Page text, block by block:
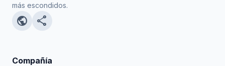
más escondidos.
public share
Compañía